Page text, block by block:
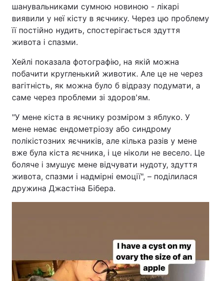
шанувальниками сумною новиною - лікарі
виявили у неї кісту в яєчнику. Через цю проблему
її постійно нудить, спостерігається здуття
живота і спазми.
Хейлі показала фотографію, на якій можна
побачити кругленький животик. Але це не через
вагітність, як можна було б відразу подумати, а
саме через проблеми зі здоров'ям.
"У мене кіста в яєчнику розміром з яблуко. У
мене немає ендометріозу або синдрому
полікістозних яєчників, але кілька разів у мене
вже була кіста яєчника, і це ніколи не весело. Це
боляче і змушує мене відчувати нудоту, здуття
живота, спазми і надмірні емоції", – поділилася
дружина Джастіна Бібера.